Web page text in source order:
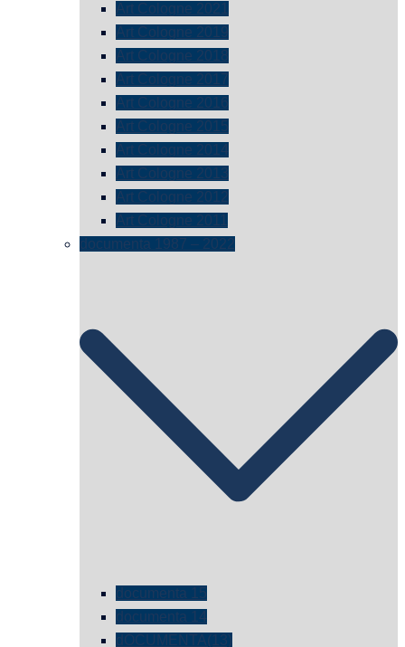
Art Cologne 2021
Art Cologne 2019
Art Cologne 2018
Art Cologne 2017
Art Cologne 2016
Art Cologne 2015
Art Cologne 2014
Art Cologne 2013
Art Cologne 2012
Art Cologne 2011
documenta 1987 – 2022
documenta 15
documenta 14
dOCUMENTA(13)